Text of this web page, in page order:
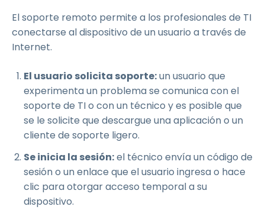
El soporte remoto permite a los profesionales de TI
conectarse al dispositivo de un usuario a través de
Internet.
El usuario solicita soporte:un usuario que
experimenta un problema se comunica con el
soporte de TI o con un técnico y es posible que
se le solicite que descargue una aplicación o un
cliente de soporte ligero.
Se inicia la sesión:el técnico envía un código de
sesión o un enlace que el usuario ingresa o hace
clic para otorgar acceso temporal a su
dispositivo.